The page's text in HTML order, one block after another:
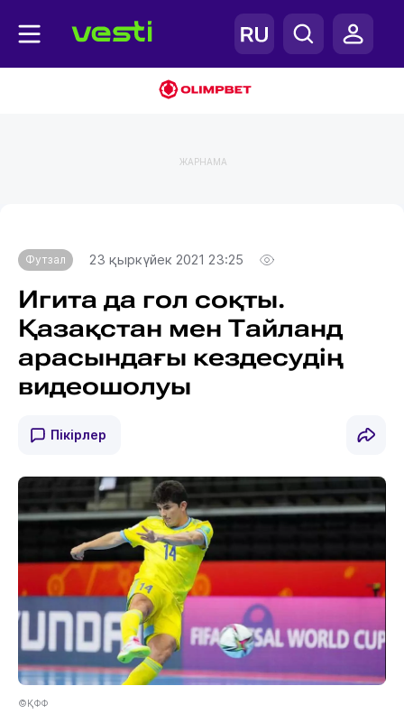
ЖАРНАМА
Футзал 23 қыркүйек 2021 23:25
Игита да гол соқты.
Қазақстан мен Тайланд
арасындағы кездесудің
видеошолуы
Пікірлер
©ҚФФ